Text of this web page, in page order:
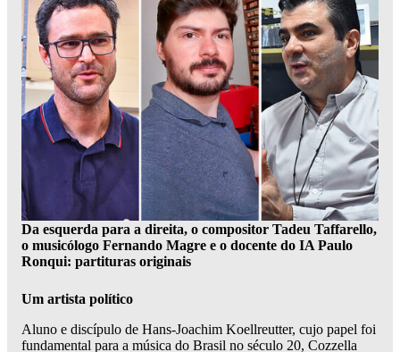
Da esquerda para a direita, o compositor Tadeu Taffarello,
o musicólogo Fernando Magre e o docente do IA Paulo
Ronqui: partituras originais
Um artista político
Aluno e discípulo de Hans-Joachim Koellreutter, cujo papel foi
fundamental para a música do Brasil no século 20, Cozzella